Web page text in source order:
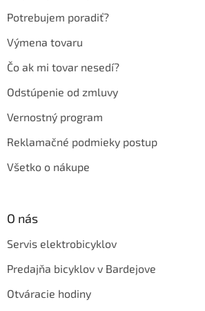
Potrebujem poradiť?
Výmena tovaru
Čo ak mi tovar nesedí?
Odstúpenie od zmluvy
Vernostný program
Reklamačné podmieky postup
Všetko o nákupe
O nás
Servis elektrobicyklov
Predajňa bicyklov v Bardejove
Otváracie hodiny